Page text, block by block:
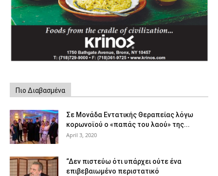
Πιο Διαβασμένα
Σε Μονάδα Εντατικής Θεραπείας λόγω
κορωνοϊού ο «παπάς του λαού» της...
April 3, 2020
“Δεν πιστεύω ότι υπάρχει ούτε ένα
επιβεβαιωμένο περιστατικό